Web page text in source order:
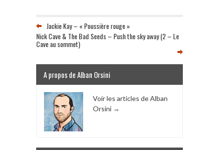
Jackie Kay – « Poussière rouge »
Nick Cave & The Bad Seeds – Push the sky away (2 – Le
Cave au sommet)
A propos de Alban Orsini
Voir les articles de Alban
Orsini →